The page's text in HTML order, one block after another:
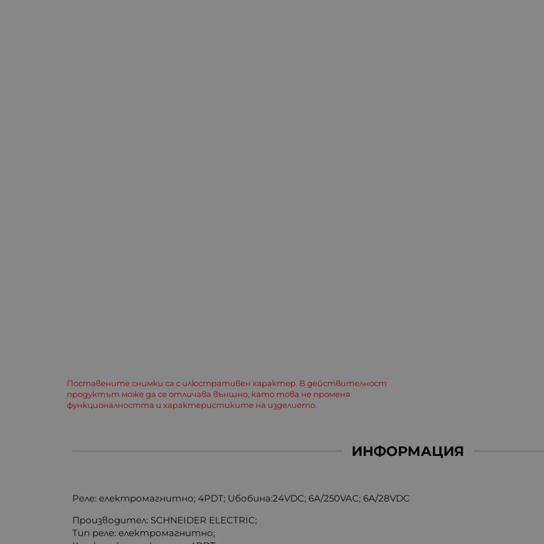
Поставените снимки са с илюстративен характер. В действителност
продуктът може да се отличава външно, като това не променя
функционалността и характеристиките на изделието.
ИНФОРМАЦИЯ
Реле: електромагнитно; 4PDT; Uбобина:24VDC; 6A/250VAC; 6A/28VDC
Производител: SCHNEIDER ELECTRIC;
Тип реле: електромагнитно;